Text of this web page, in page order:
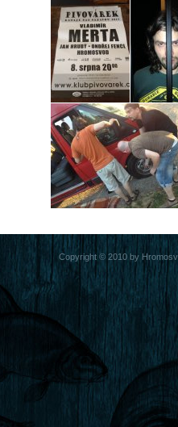
Copyright © 2010 by